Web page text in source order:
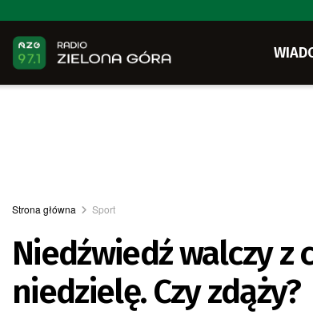
Strona główna Sport
Niedźwiedź walczy z
niedzielę. Czy zdąży?